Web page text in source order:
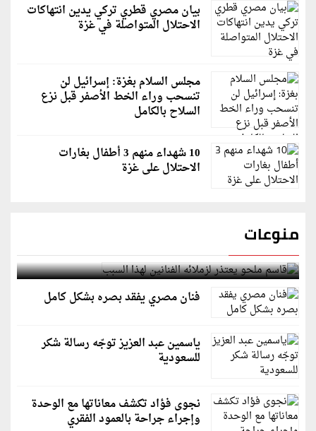
بيان مصري قطري تركي يدين انتهاكات
الاحتلال المتواصلة في غزة
مجلس السلام بغزة: إسرائيل لن
تنسحب وراء الخط الأصفر قبل نزع
السلاح بالكامل
10 شهداء منهم 3 أطفال بغارات
الاحتلال على غزة
منوعات
قاسم ملحو يعتذر لزملائه الفنانين لهذا السبب
فنان مصري يفقد بصره بشكل كامل
ياسمين عبد العزيز توجّه رسالة شكر
للسعودية
نجوى فؤاد تكشف معاناتها مع الوحدة
وإجراء جراحة بالعمود الفقري